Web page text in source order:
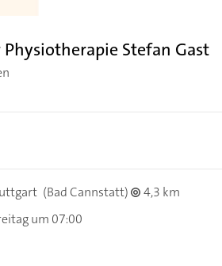
Stefan Gast
(Bad Cannstatt)
4,3 km
um 07:00